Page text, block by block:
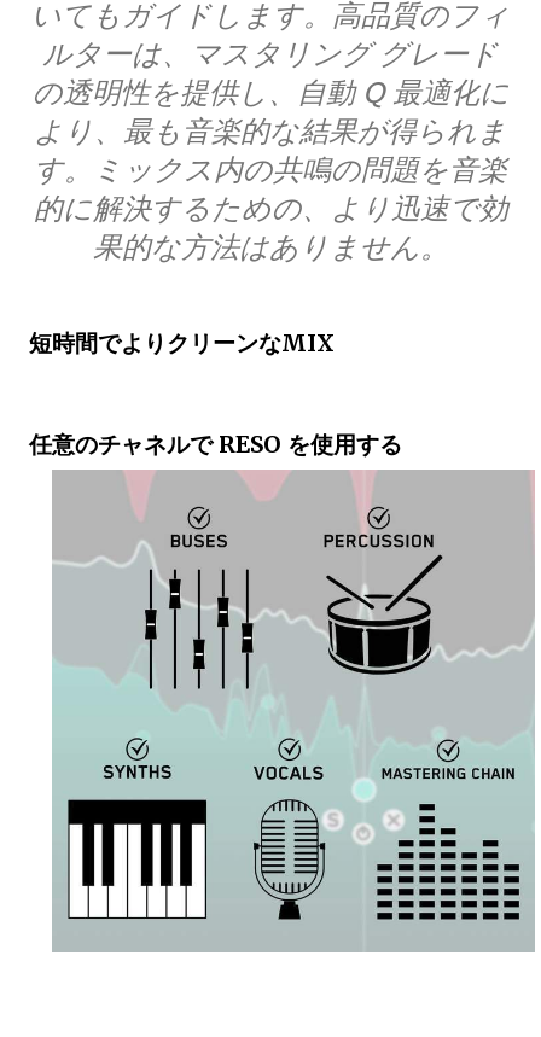
いてもガイドします。高品質のフィ
ルターは、マスタリング グレード
の透明性を提供し、自動 Q 最適化に
より、最も音楽的な結果が得られま
す。ミックス内の共鳴の問題を音楽
的に解決するための、より迅速で効
果的な方法はありません。
短時間でよりクリーンなMIX
任意のチャネルで RESO を使用する